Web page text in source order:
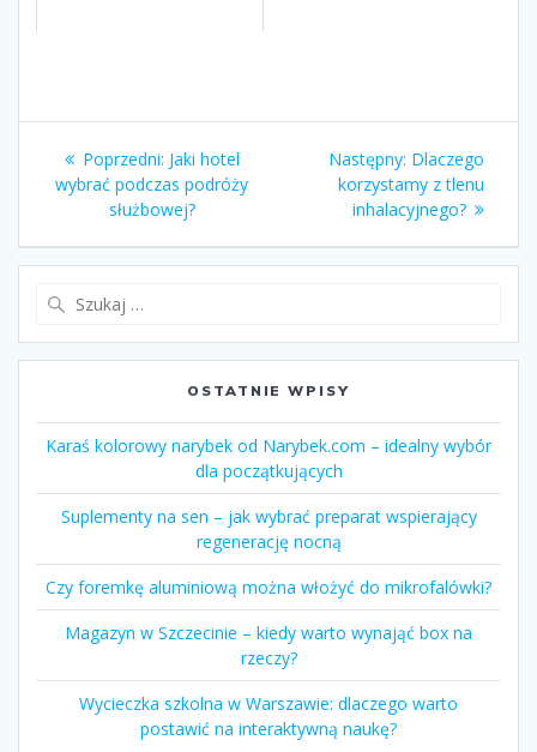
Nawigacja
wpisu
Poprzedni: Poprzedni
wpis:
Jaki hotel
wybrać podczas podróży
służbowej?
Następny: Następny
wpis:
Dlaczego
korzystamy z tlenu
inhalacyjnego?
OSTATNIE WPISY
Karaś kolorowy narybek od Narybek.com – idealny wybór
dla początkujących
Suplementy na sen – jak wybrać preparat wspierający
regenerację nocną
Czy foremkę aluminiową można włożyć do mikrofalówki?
Magazyn w Szczecinie – kiedy warto wynająć box na
rzeczy?
Wycieczka szkolna w Warszawie: dlaczego warto
postawić na interaktywną naukę?